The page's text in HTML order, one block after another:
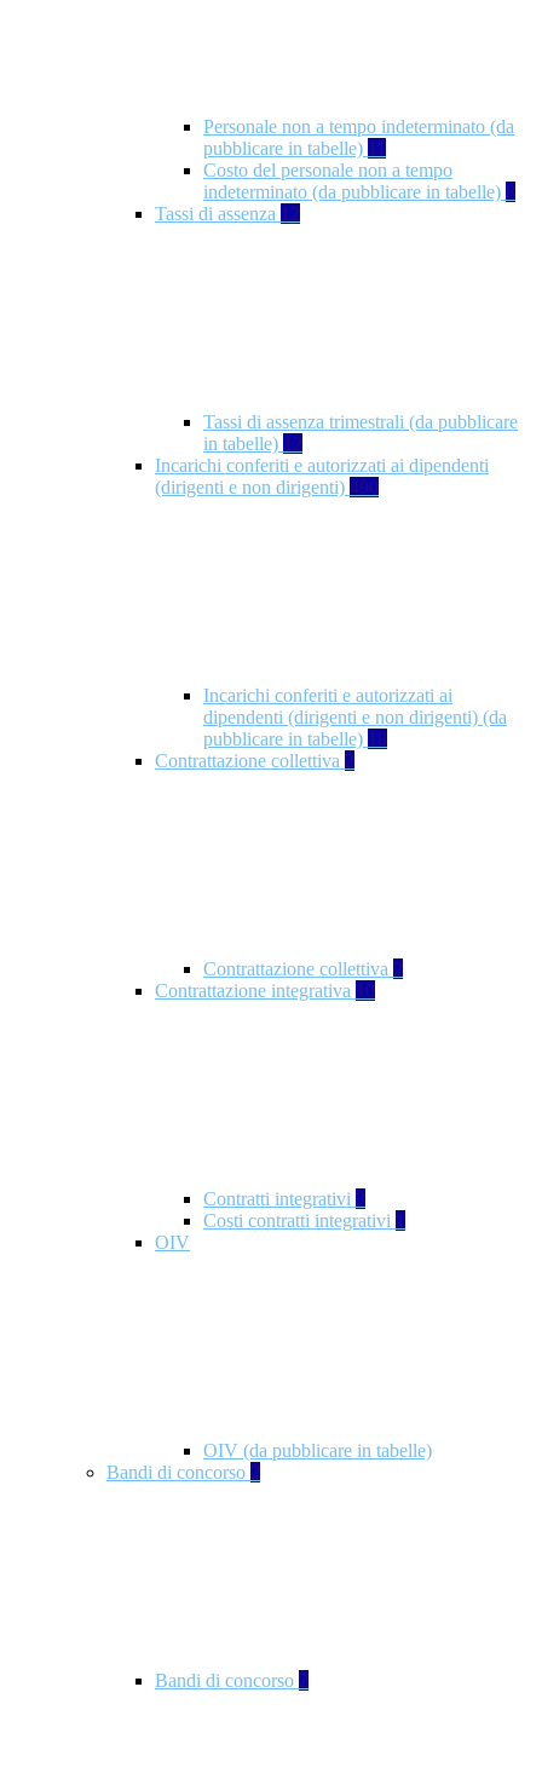
Personale non a tempo indeterminato (da
pubblicare in tabelle) 11
Costo del personale non a tempo
indeterminato (da pubblicare in tabelle) 8
Tassi di assenza 12
Tassi di assenza trimestrali (da pubblicare
in tabelle) 12
Incarichi conferiti e autorizzati ai dipendenti
(dirigenti e non dirigenti) 490
Incarichi conferiti e autorizzati ai
dipendenti (dirigenti e non dirigenti) (da
pubblicare in tabelle) 18
Contrattazione collettiva 2
Contrattazione collettiva 2
Contrattazione integrativa 10
Contratti integrativi 3
Costi contratti integrativi 1
OIV
OIV (da pubblicare in tabelle)
Bandi di concorso 2
Bandi di concorso 2